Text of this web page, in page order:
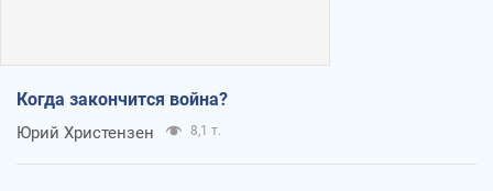
Когда закончится война?
Юрий Христензен 8,1 т.